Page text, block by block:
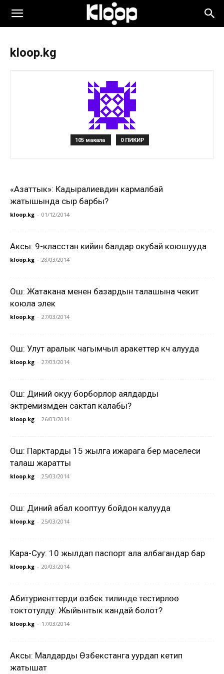
kloop.kg
105 макала 0 ПИКИР
«Азаттык»: Кадыралиевдин кармалбай
жатышында сыр барбы?
kloop.kg - 01/12/2014
Аксы: 9-класстан кийин балдар окубай коюшууда
kloop.kg - 28/03/2014
Ош: Жатакана менен базардын талашына чекит
коюла элек
kloop.kg - 27/03/2014
Ош: Улут аралык чагымчыл аракеттер күч алууда
kloop.kg - 27/03/2014
Ош: Диний окуу борборлор аялдарды
эктремизмден сактап калабы?
kloop.kg - 26/03/2014
Ош: Парктарды 15 жылга ижарага берүү маселеси
талаш жаратты
kloop.kg - 25/03/2014
Ош: Диний абал кооптуу бойдон калууда
kloop.kg - 25/03/2014
Кара-Суу: 10 жылдап паспорт ала албагандар бар
kloop.kg - 20/03/2014
Абитуриенттерди өзбек тилинде тестирлөө
токтотулду: Жыйынтык кандай болот?
kloop.kg - 17/03/2014
Аксы: Малдарды Өзбекстанга уурдап кетип
жатышат